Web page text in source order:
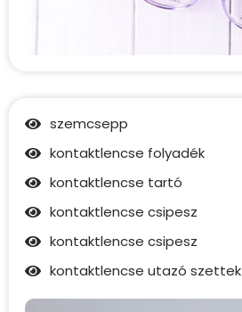
szemcsepp
kontaktlencse folyadék
kontaktlencse tartó
kontaktlencse csipesz
kontaktlencse csipesz
kontaktlencse utazó szettek